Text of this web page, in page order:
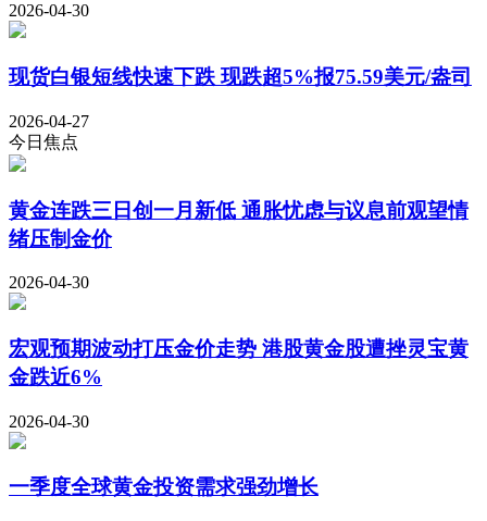
2026-04-30
现货白银短线快速下跌 现跌超5%报75.59美元/盎司
2026-04-27
今日焦点
黄金连跌三日创一月新低 通胀忧虑与议息前观望情
绪压制金价
2026-04-30
宏观预期波动打压金价走势 港股黄金股遭挫灵宝黄
金跌近6%
2026-04-30
一季度全球黄金投资需求强劲增长